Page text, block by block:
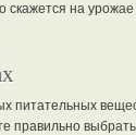
на урожае
питательных
правильно